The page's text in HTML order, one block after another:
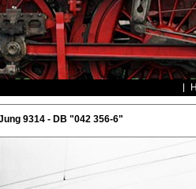
9314 - DB "042 356-6"